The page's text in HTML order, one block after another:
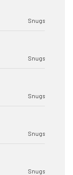
Snugs
Snugs
Snugs
Snugs
Snugs